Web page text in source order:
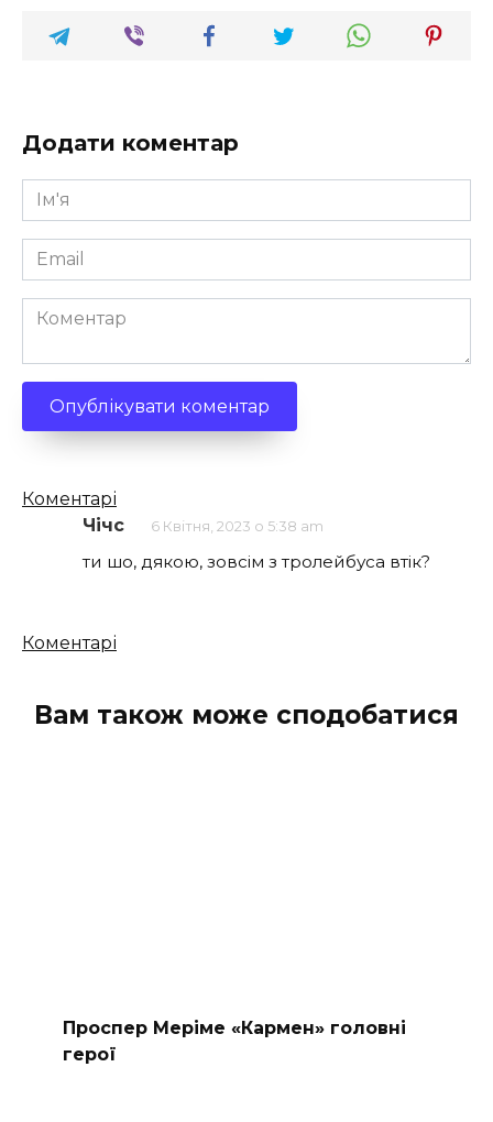
Додати коментар
Ім'я
*
Email
*
Коментар
Кількість
коментарів
Коментарі
Чічс
6 Квітня, 2023 о 5:38 am
ти шо, дякою, зовсім з тролейбуса втік?
Кількість
Коментарі
Вам також може сподобатися
Проспер Меріме «Кармен» головні
герої